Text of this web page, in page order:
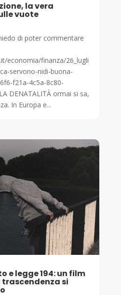
la vera
vuote
di poter commentare
economia/finanza/26_lugli
servono-nidi-buona-
f21a-4c5a-8c80-
DENATALITÀ ormai si sa,
In Europa e...
e legge 194: un film
trascendenza si